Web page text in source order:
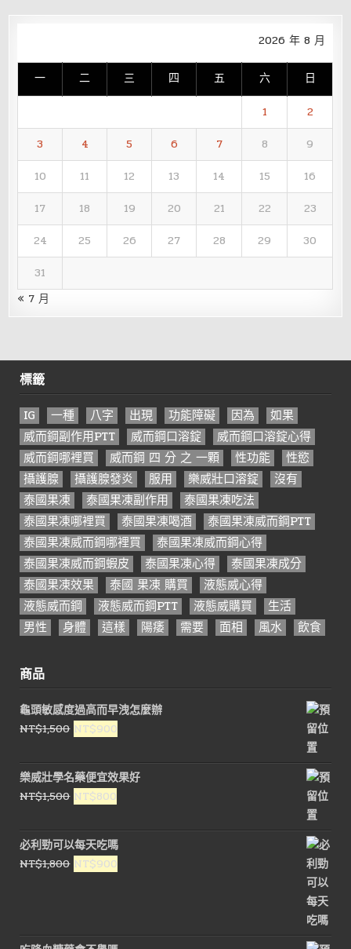
2026 年 8 月
一 二 三 四 五 六 日
1
2
3
4 5 6 7 8
9
10
11 12 13 14 15
16
17
18 19 20 21 22
23
24
25 26 27 28 29
30
31
« 7 月
標籤
IG 一種 八字 出現 功能障礙 因為
如果
威而鋼副作用PTT
威而鋼口溶錠
威而鋼口溶錠心得
威而鋼哪裡買
威而鋼 四 分 之 一顆 性功能
性慾
攝護腺
攝護腺發炎 服用 樂威壯口溶錠
沒有
泰國果凍
泰國果凍副作用
泰國果凍吃法
泰國果凍哪裡買
泰國果凍喝酒
泰國果凍威而鋼PTT
泰國果凍威而鋼哪裡買
泰國果凍威而鋼心得
泰國果凍威而鋼蝦皮
泰國果凍心得
泰國果凍成分
泰國果凍效果
泰國 果凍 購買
液態威心得
液態威而鋼
液態威而鋼PTT 液態威購買
生活
男性
身體 這樣 陽痿 需要 面相 風水 飲食
商品
龜頭敏感度過高而早洩怎麼辦
NT$1,500 原
價
格：
NT$1,500。
NT$900
價
格：
樂威壯學名藥便宜效果好
NT$1,500 原
價
格：
NT$1,500。
NT$800
價
格：
NT$800。
必利勁可以每天吃嗎
NT$1,800 原
NT$1,800。
NT$900
NT$900。